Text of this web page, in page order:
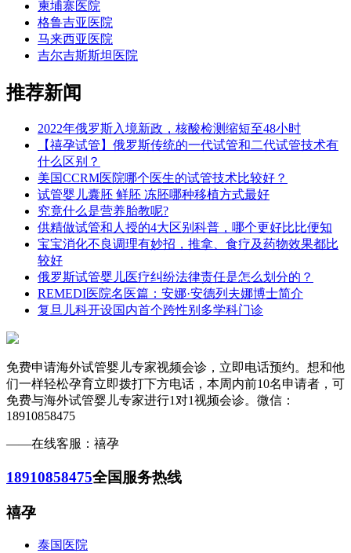
柬埔寨医院
格鲁吉亚医院
马来西亚医院
吉尔吉斯斯坦医院
推荐新闻
2022年俄罗斯入境新政，核酸检测缩短至48小时
【禧孕试管】俄罗斯传统的一代试管和二代试管技术有
什么区别？
美国CCRM医院哪个医生的试管技术比较好？
试管婴儿囊胚 鲜胚 冻胚哪种移植方式最好
究竟什么是营养胎教呢?
供精做试管和人授的4大区别科普，哪个更好比比便知
宝宝消化不良调理有妙招，推拿、食疗及药物效果都比
较好
俄罗斯试管婴儿医疗纠纷法律责任是怎么划分的？
REMEDI医院名医篇：安娜·安德列夫娜博士简介
复旦儿科开设国内首个跨性别多学科门诊
免费申请海外试管婴儿专家视频会诊，立即电话预约。想和他
们一样轻松孕育立即拨打下方电话，本周内前10名申请者，可
免费与海外试管婴儿专家进行1对1视频会诊。微信：
18910858475
——在线客服：禧孕
18910858475全国服务热线
禧孕
泰国医院